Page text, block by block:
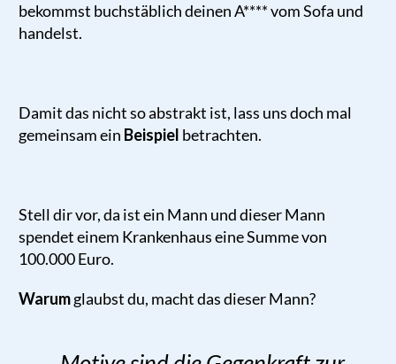
bekommst buchstäblich deinen A**** vom Sofa und
handelst.
Damit das nicht so abstrakt ist, lass uns doch mal
gemeinsam ein Beispiel betrachten.
Stell dir vor, da ist ein Mann und dieser Mann
spendet einem Krankenhaus eine Summe von
100.000 Euro.
Warumglaubst du, macht das dieser Mann?